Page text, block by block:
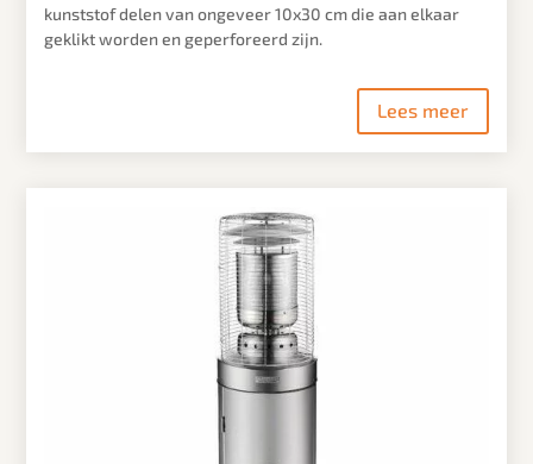
kunststof delen van ongeveer 10x30 cm die aan elkaar
geklikt worden en geperforeerd zijn.
Lees meer